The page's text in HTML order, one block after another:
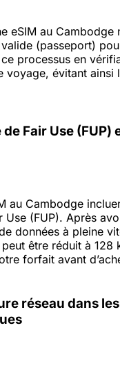
eSIM au Cambodge
(passeport)
processus en
voyage, évitant ainsi
Fair Use (FUP)
au Cambodge
Use (FUP). Après
données à pleine
être réduit à 128
forfait avant
réseau dans